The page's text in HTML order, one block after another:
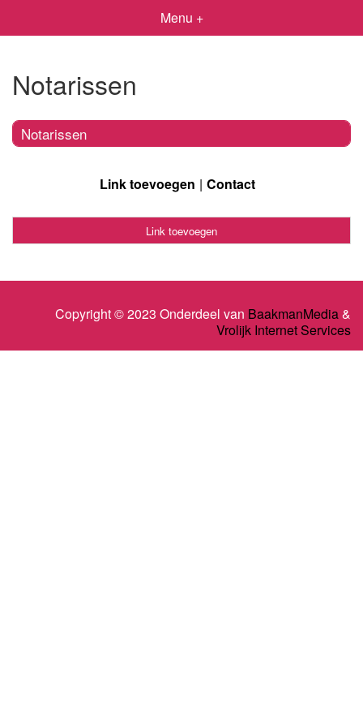
Menu +
Notarissen
Notarissen
Link toevoegen Contact
Link toevoegen
Copyright © 2023 Onderdeel van BaakmanMedia&
Vrolijk Internet Services